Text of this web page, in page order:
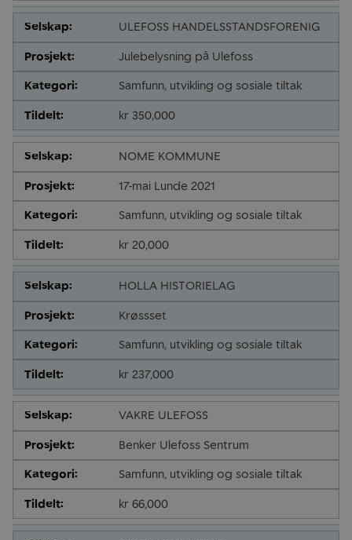
ULEFOSS HANDELSSTANDSFORENIG
Julebelysning på Ulefoss
Samfunn, utvikling og sosiale tiltak
kr 350,000
NOME KOMMUNE
17-mai Lunde 2021
Samfunn, utvikling og sosiale tiltak
kr 20,000
HOLLA HISTORIELAG
Krøssset
Samfunn, utvikling og sosiale tiltak
kr 237,000
VAKRE ULEFOSS
Benker Ulefoss Sentrum
Samfunn, utvikling og sosiale tiltak
kr 66,000